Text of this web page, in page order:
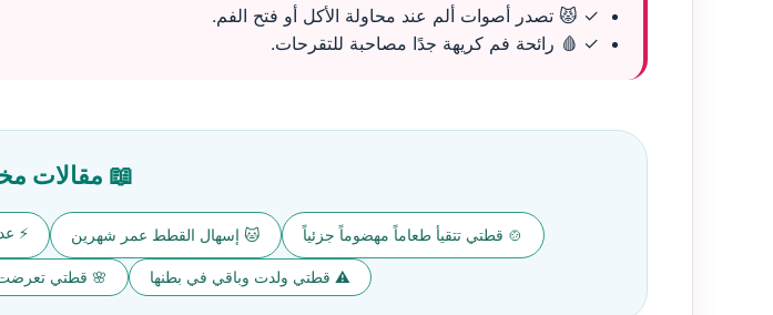
✓ 😾 تصدر أصوات ألم عند محاولة الأكل أو فتح الفم.
✓ 🩸 رائحة فم كريهة جدًا مصاحبة للتقرحات.
📖 مقالات
🍲 قطتي تتقيأ طعاماً مهضوماً جزئياً 🐱 إسهال القطط عمر شهرين ⚡
⚠️ قطتي ولدت وباقي في بطنها 🌸 قطتي